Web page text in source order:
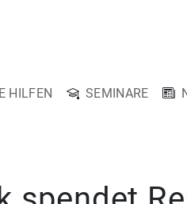
HILFEN SEMINARE